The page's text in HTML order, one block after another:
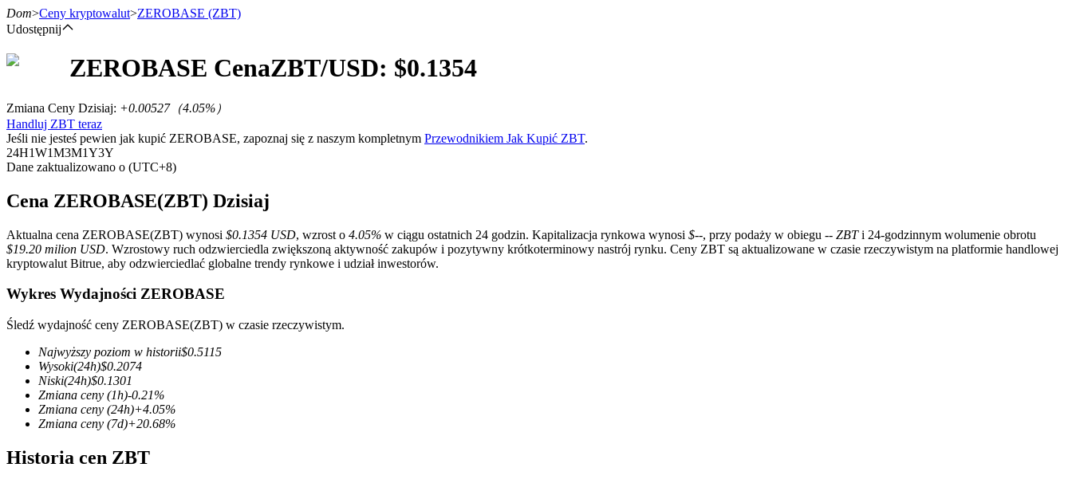
Kontrakty terminowe
Kontrakty terminowe na USDT
Kontrakty futures wykorzystujące USDT jako zabezpieczenie
Kontrakty terminowe COIN-M
Kontrakty terminowe na kryptowaluty
Dom>Ceny kryptowalut>ZEROBASE (ZBT)
Udostępnij
ZEROBASE CenaZBT/USD: $0.1354
Zmiana Ceny Dzisiaj: +0.00527（4.05%）
Handluj ZBT teraz
Jeśli nie jesteś pewien jak kupić ZEROBASE, zapoznaj się z naszym kompletnym Przewodnikiem Jak Kupić ZBT.
24H1W1M3M1Y3Y
Dane zaktualizowano o (UTC+8)
Cena ZEROBASE(ZBT) Dzisiaj
Aktualna cena ZEROBASE(ZBT) wynosi $0.1354 USD, wzrost o 4.05% w ciągu ostatnich 24 godzin. Kapitalizacja rynkowa wynosi $--, przy podaży w obiegu -- ZBTi 24-godzinnym wolumenie obrotu
$19.20 milion USD. Wzrostowy ruch odzwierciedla zwiększoną aktywność zakupów i pozytywny krótkoterminowy nastrój rynku. Ceny ZBT są aktualizowane w czasie rzeczywistym na platformie handlowej
kryptowalut Bitrue, aby odzwierciedlać globalne trendy rynkowe i udział inwestorów.
Wykres Wydajności ZEROBASE
Śledź wydajność ceny ZEROBASE(ZBT) w czasie rzeczywistym.
Najwyższy poziom w historii$0.5115
Wysoki(24h)$0.2074
Niski(24h)$0.1301
Zmiana ceny (1h)-0.21%
Zmiana ceny (24h)+4.05%
Zmiana ceny (7d)+20.68%
Historia cen ZBT